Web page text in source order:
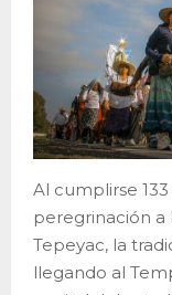
Al cumplirse
peregrinación a
Tepeyac, la
llegando al